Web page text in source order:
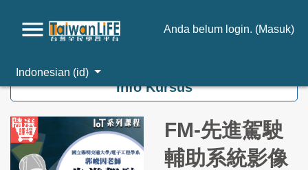
Anda belum login. (Masuk)
Indonesian ‎(id)‎
Info Kursus
FM-先進駕駛
輔助系統影像